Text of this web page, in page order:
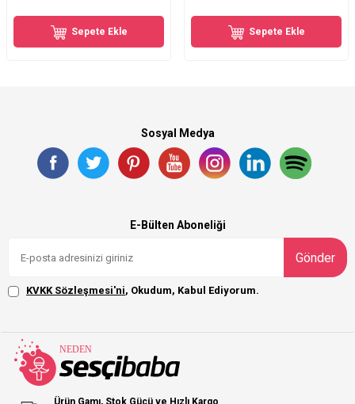
Sepete Ekle Sepete Ekle
Sosyal Medya
E-Bülten Aboneliği
Gönder
KVKK Sözleşmesi'ni, Okudum, Kabul Ediyorum.
Ürün Gamı, Stok Gücü ve Hızlı Kargo